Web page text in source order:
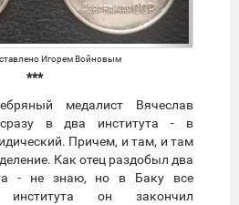
Игорем Войновым
***
медалист Вячеслав
в два института - в
Причем, и там, и там
Как отец раздобыл два
- не знаю, но в Баку все
он закончил